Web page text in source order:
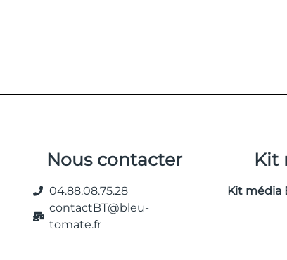
Nous contacter
04.88.08.75.28
contactBT@bleu-
tomate.fr
Kit
Kit média